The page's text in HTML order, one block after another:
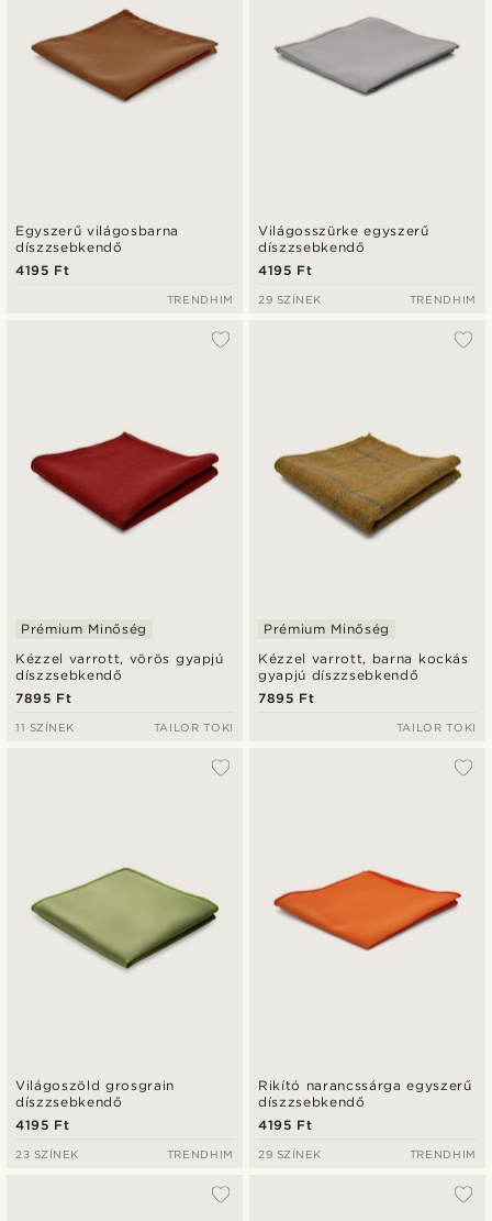
Egyszerű világosbarna
díszzsebkendő
4195 Ft
TRENDHIM
Világosszürke egyszerű
díszzsebkendő
4195 Ft
29 SZÍNEK TRENDHIM
Kézzel varrott, vörös gyapjú
díszzsebkendő
Prémium Minőség
7895 Ft
11 SZÍNEK TAILOR TOKI
Kézzel varrott, barna kockás
gyapjú díszzsebkendő
Prémium Minőség
7895 Ft
TAILOR TOKI
Világoszöld grosgrain
díszzsebkendő
4195 Ft
23 SZÍNEK TRENDHIM
Rikító narancssárga egyszerű
díszzsebkendő
4195 Ft
29 SZÍNEK TRENDHIM